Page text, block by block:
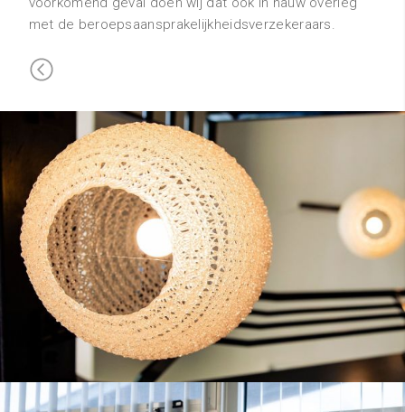
met de beroepsaansprakelijkheidsverzekeraars.